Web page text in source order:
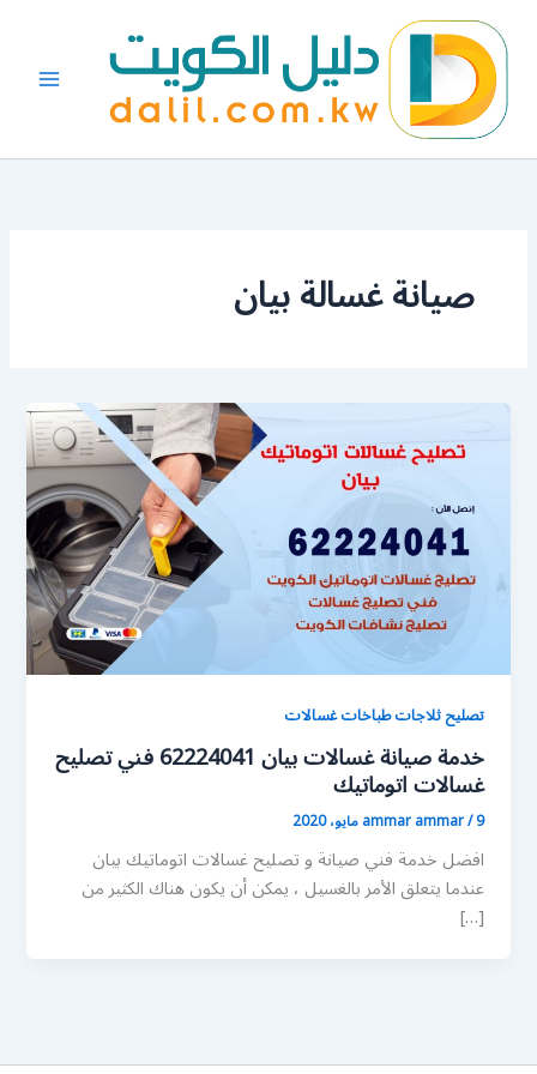
المحتوى
صيانة غسالة بيان
تصليح ثلاجات طباخات غسالات
خدمة صيانة غسالات بيان 62224041 فني تصليح
غسالات اتوماتيك
ammar ammar/9 مايو، 2020
افضل خدمة فني صيانة و تصليح غسالات اتوماتيك بيان
عندما يتعلق الأمر بالغسيل ، يمكن أن يكون هناك الكثير من
[…]